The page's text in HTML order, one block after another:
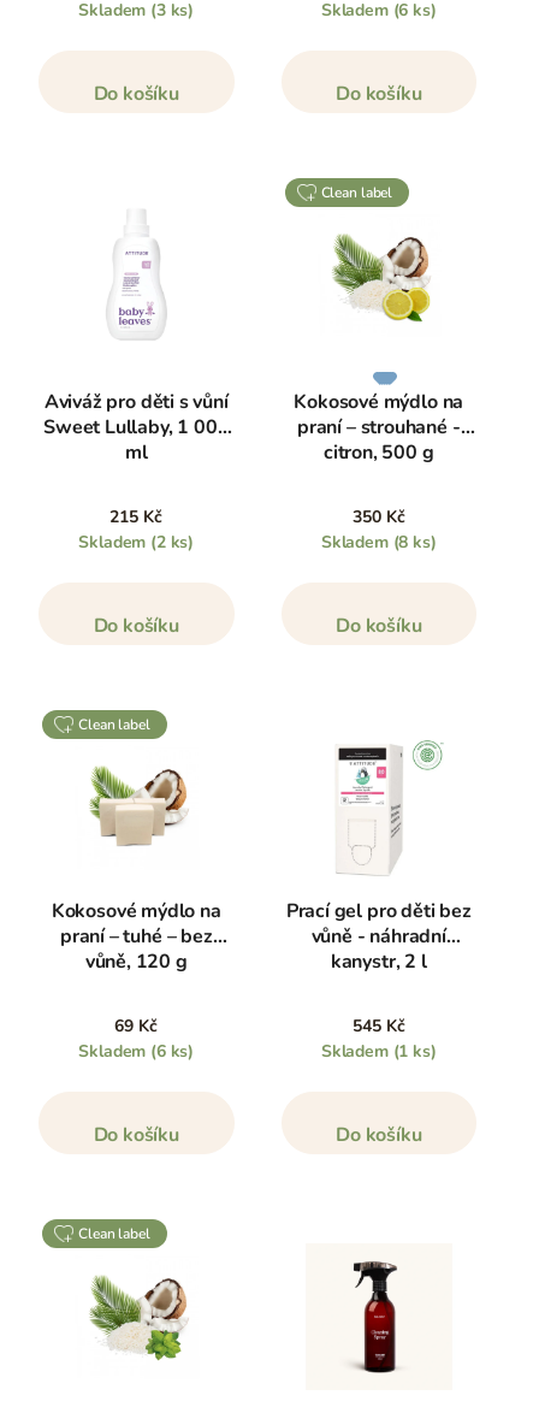
Skladem (3 ks)
Do košíku
Skladem (6 ks)
Do košíku
Aviváž pro děti s vůní
Sweet Lullaby, 1 000
ml
215 Kč
Skladem (2 ks)
Do košíku
clean label
Kokosové mýdlo na
praní – strouhané -
citron, 500 g
350 Kč
Skladem (8 ks)
Do košíku
clean label
Kokosové mýdlo na
praní – tuhé – bez
vůně, 120 g
69 Kč
Skladem (6 ks)
Do košíku
Prací gel pro děti bez
vůně - náhradní
kanystr, 2 l
545 Kč
Skladem (1 ks)
Do košíku
clean label